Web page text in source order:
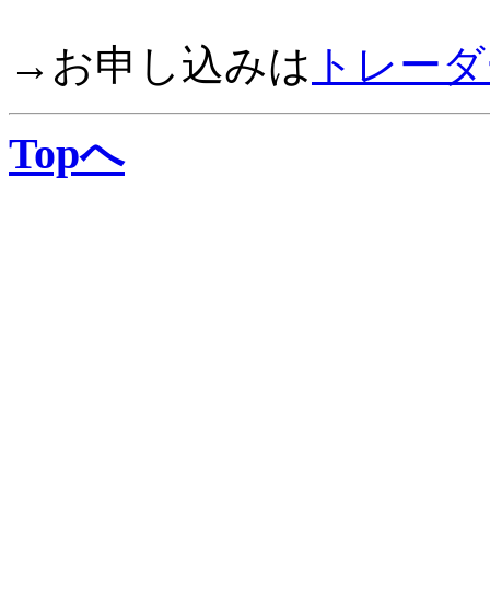
→お申し込みは トレー
Topへ